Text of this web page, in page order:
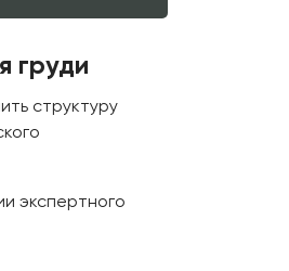
груди
структуру
экспертного